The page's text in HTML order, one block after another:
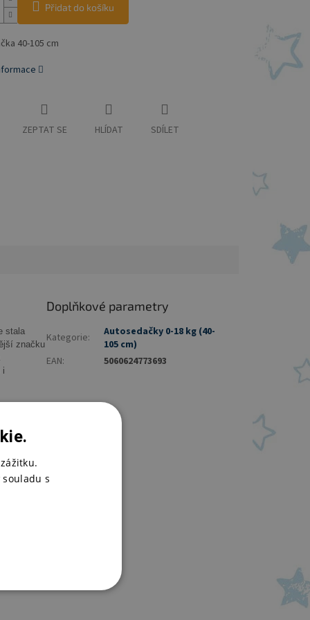
Přidat do košíku
40-105 cm
ZEPTAT SE HLÍDAT SDÍLET
stala
značku
i
a také
vozit
nohy v
Doplňkové parametry
Kategorie:
Autosedačky 0-18 kg (40-
105 cm)
EAN: 5060624773693
souladu s